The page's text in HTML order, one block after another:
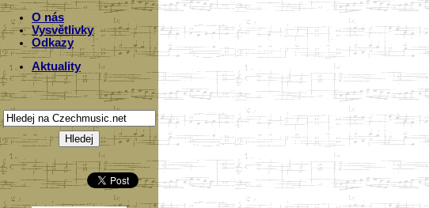
O nás
Vysvětlivky
Odkazy
Aktuality